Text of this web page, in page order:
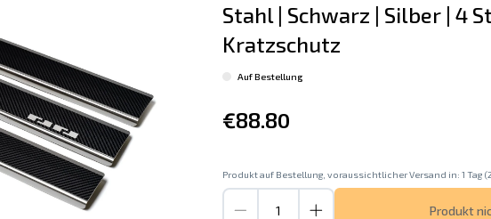
Stahl | Schwarz | Silber | 4
Kratzschutz
Auf Bestellung
€88.80
Produkt auf Bestellung, voraussichtlicher Versand in: 1 Tag
Produkt